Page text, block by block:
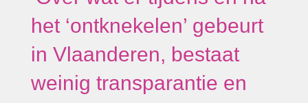
het ‘ontknekelen’ gebeurt
in Vlaanderen, bestaat
weinig transparantie en